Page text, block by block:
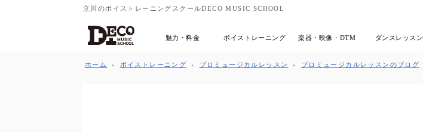
立川のボイストレーニングスクールDECO MUSIC SCHOOL
魅力・料金 ボイストレーニング 楽器・映像・DTM ダンスレッスン
ホーム › ボイストレーニング › プロミュージカルレッスン › プロミュージカルレッスンのブログ